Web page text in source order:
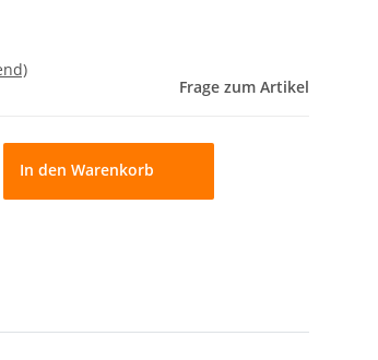
Frage zum Artikel
In den Warenkorb